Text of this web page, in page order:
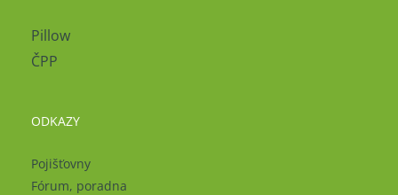
Pillow
ČPP
ODKAZY
Pojišťovny
Fórum, poradna